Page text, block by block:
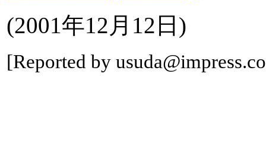
(2001年12月12日)
[Reported by